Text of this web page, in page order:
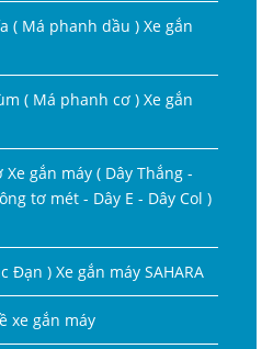
( Má phanh dầu ) Xe gắn
( Má phanh cơ ) Xe gắn
gắn máy ( Dây Thắng -
tơ mét - Dây E - Dây Col )
Đạn ) Xe gắn máy SAHARA
xe gắn máy